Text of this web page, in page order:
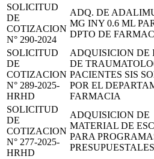
SOLICITUD
DE
COTIZACION
N° 290-2024
ADQ. DE
MG INY 0.6 ML
DPTO DE
SOLICITUD
DE
COTIZACION
N° 289-2025-
HRHD
ADQUISICION DE
DE
PACIENTES SIS
POR EL
FARMACIA
SOLICITUD
DE
COTIZACION
N° 277-2025-
HRHD
ADQUISICION DE
MATERIAL DE
PARA
PRESUPUESTALES